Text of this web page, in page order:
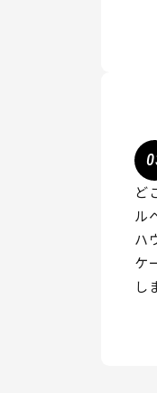
ど
ル
ハ
ケ
し